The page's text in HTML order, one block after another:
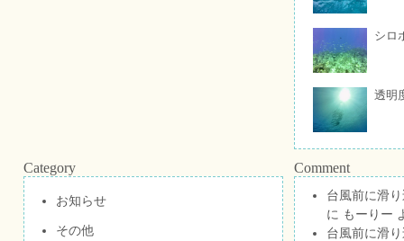
シロ
透明
Category
お知らせ
その他
Comment
台風前に滑
に もーりー
台風前に滑